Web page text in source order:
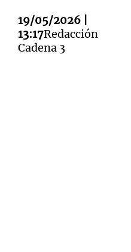
19/05/2026 |
13:17Redacción
Cadena 3
Notas